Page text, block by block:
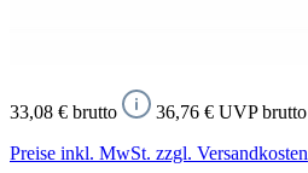
33,08 € brutto
36,76 € UVP brutto
Preise inkl. MwSt. zzgl. Versandkosten